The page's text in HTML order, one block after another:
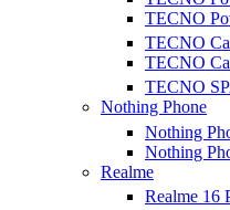
TECNO
TECNO
TECNO
TECNO
Nothing Phone
Nothing
Nothing
Realme
Realme 16